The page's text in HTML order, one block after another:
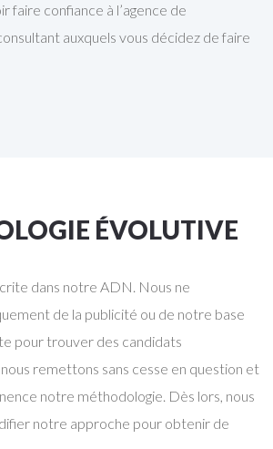
faire confiance à l’agence de
auxquels vous décidez de faire
ÉVOLUTIVE
dans notre ADN. Nous ne
de la publicité ou de notre base
pour trouver des candidats
remettons sans cesse en question et
notre méthodologie. Dès lors, nous
notre approche pour obtenir de